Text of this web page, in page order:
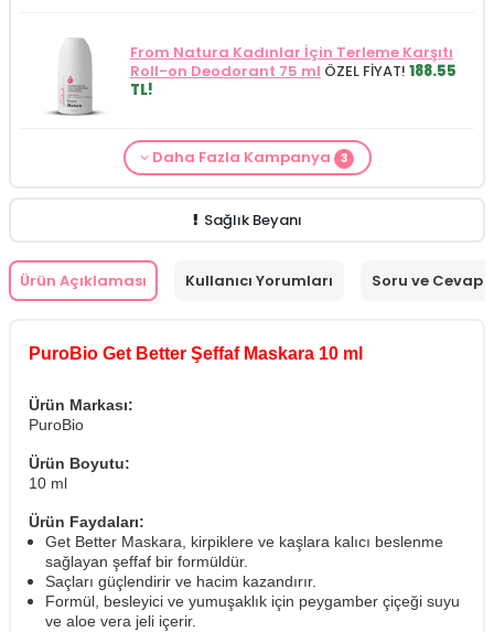
From Natura Kadınlar İçin Terleme Karşıtı
Roll-on Deodorant 75 ml ÖZEL FİYAT! 188.55
TL!
Makyaj Kategorisine Özel Fiyatİdea Derma
PuroBiosiparişlerinizdePurobio Emily Face
Makyaj Ürünü Siparişinizdeİnnova Wash Gel
Daha Fazla Kampanya 3
Sağlık Beyanı
Ürün Açıklaması Kullanıcı Yorumları Soru ve Cevap
PuroBio Get Better Şeffaf Maskara 10 ml
Ürün Markası:
PuroBio
Ürün Boyutu:
10 ml
Ürün Faydaları:
Get Better Maskara, kirpiklere ve kaşlara kalıcı beslenme
sağlayan şeffaf bir formüldür.
Saçları güçlendirir ve hacim kazandırır.
Formül, besleyici ve yumuşaklık için peygamber çiçeği suyu
ve aloe vera jeli içerir.